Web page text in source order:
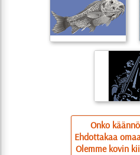
Onko
Ehdottakaa
Olemme kovin